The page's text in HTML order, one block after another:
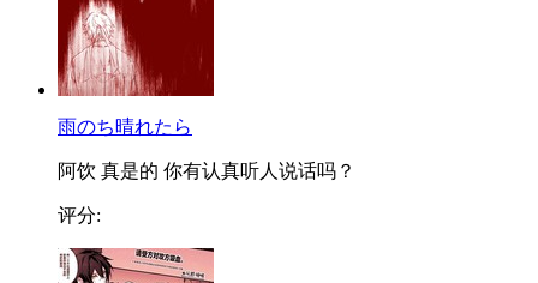
雨のち晴れたら
阿饮 真是的 你有认真听人说话吗？
评分: